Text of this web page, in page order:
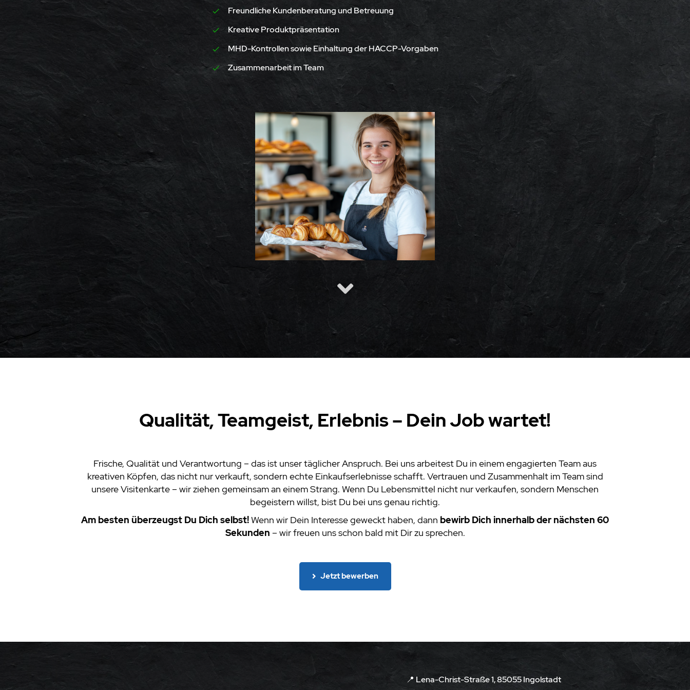
Freundliche Kundenberatung und Betreuung
Kreative Produktpräsentation
MHD-Kontrollen sowie Einhaltung der HACCP-Vorgaben
Zusammenarbeit im Team
Qualität, Teamgeist, Erlebnis – Dein Job wartet!
Frische, Qualität und Verantwortung – das ist unser täglicher Anspruch. Bei uns arbeitest Du in einem engagierten Team aus
kreativen Köpfen, das nicht nur verkauft, sondern echte Einkaufserlebnisse schafft. Vertrauen und Zusammenhalt im Team sind
unsere Visitenkarte – wir ziehen gemeinsam an einem Strang. Wenn Du Lebensmittel nicht nur verkaufen, sondern Menschen
begeistern willst, bist Du bei uns genau richtig.
Am besten überzeugst Du Dich selbst!Wenn wir Dein Interesse geweckt haben, dann bewirb Dich innerhalb der nächsten 60
Sekunden – wir freuen uns schon bald mit Dir zu sprechen.
Jetzt bewerben
📍 Lena-Christ-Straße 1, 85055 Ingolstadt